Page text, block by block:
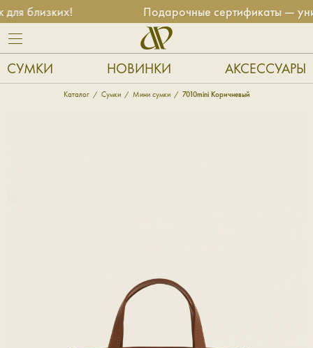
близких! Подарочные сертификаты —
СУМКИ НОВИНКИ АКСЕССУАРЫ
Каталог Сумки Мини сумки 7010mini Коричневый